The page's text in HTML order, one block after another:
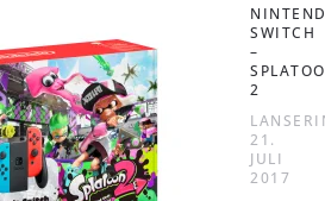
SWITCH
–
2
21.
JULI
2017